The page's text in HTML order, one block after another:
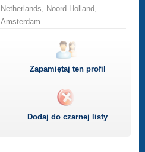
Netherlands, Noord-Holland,
Amsterdam
Zapamiętaj ten profil
Dodaj do czarnej listy